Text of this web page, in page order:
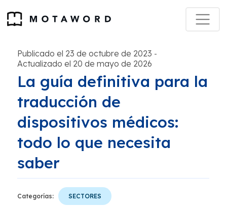
Publicado el 23 de octubre de 2023 -
Actualizado el 20 de mayo de 2026
La guía definitiva para la
traducción de
dispositivos médicos:
todo lo que necesita
saber
Categorías: SECTORES